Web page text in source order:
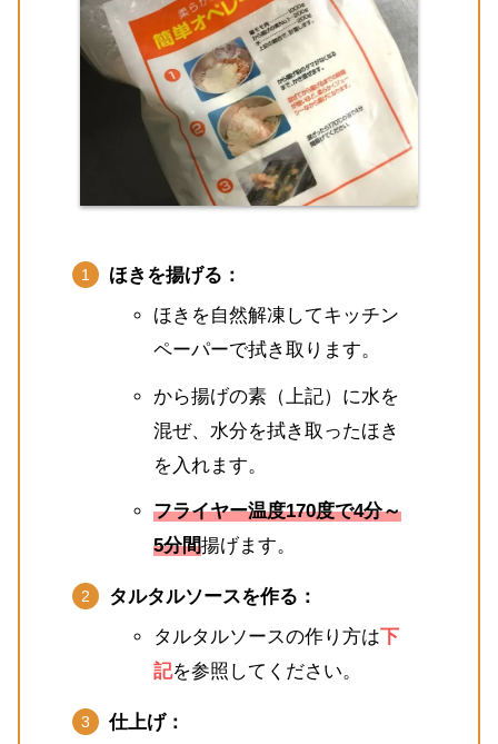
ほきを揚げる：
ほきを自然解凍してキッチン
ペーパーで拭き取ります。
から揚げの素（上記）に水を
混ぜ、水分を拭き取ったほき
を入れます。
フライヤー温度170度で4分～
5分間揚げます。
タルタルソースを作る：
タルタルソースの作り方は下
記を参照してください。
仕上げ：